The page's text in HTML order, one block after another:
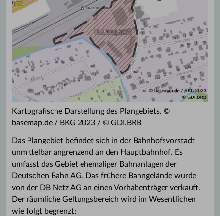
Kartografische Darstellung des Plangebiets. ©
basemap.de / BKG 2023 / © GDI.BRB
Das Plangebiet befindet sich in der Bahnhofsvorstadt
unmittelbar angrenzend an den Hauptbahnhof. Es
umfasst das Gebiet ehemaliger Bahnanlagen der
Deutschen Bahn AG. Das frühere Bahngelände wurde
von der DB Netz AG an einen Vorhabenträger verkauft.
Der räumliche Geltungsbereich wird im Wesentlichen
wie folgt begrenzt: